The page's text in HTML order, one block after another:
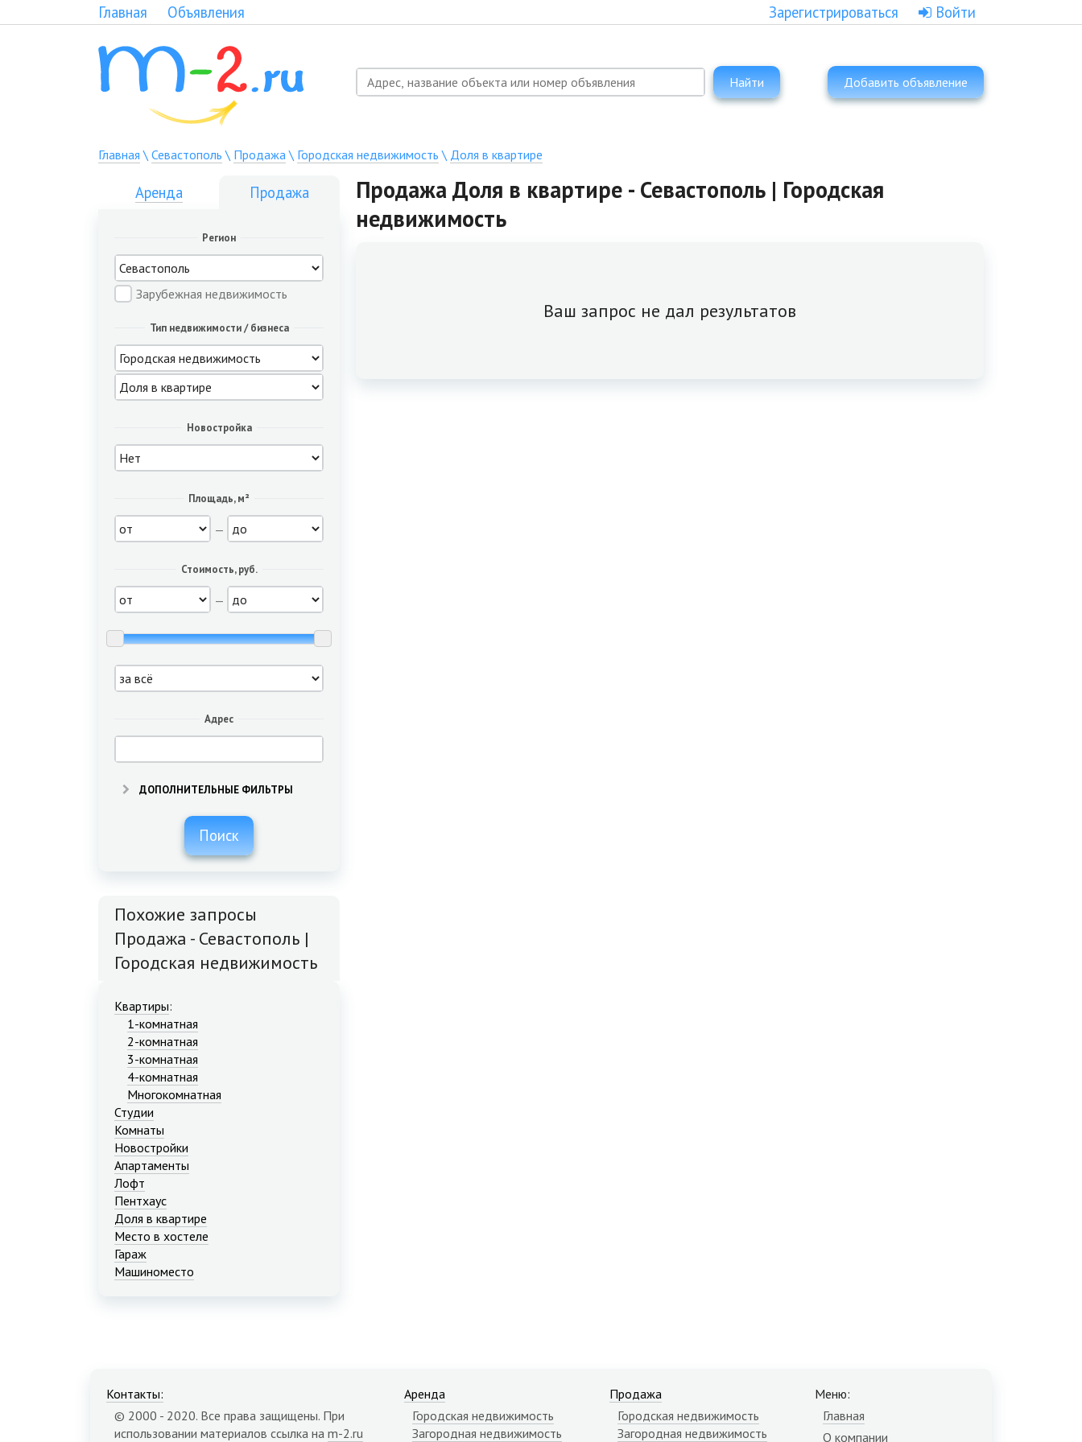
Главная Объявления Зарегистрироваться Войти
Найти Добавить объявление
Главная \ Севастополь \ Продажа\ Городская недвижимость \ Доля в квартире
Аренда Продажа
Регион
Зарубежная недвижимость
Тип недвижимости / бизнеса
Новостройка
Площадь, м²
—
Стоимость, руб.
—
Адрес
ДОПОЛНИТЕЛЬНЫЕ ФИЛЬТРЫ
Поиск
Похожие запросы
Продажа - Севастополь |
Городская недвижимость
Квартиры:
1-комнатная
2-комнатная
3-комнатная
4-комнатная
Многокомнатная
Студии
Комнаты
Новостройки
Апартаменты
Лофт
Пентхаус
Доля в квартире
Место в хостеле
Гараж
Машиноместо
Продажа Доля в квартире - Севастополь | Городская
недвижимость
Ваш запрос не дал результатов
Контакты:
© 2000 - 2020. Все права защищены. При
использовании материалов ссылка на m-2.ru
Аренда
Городская недвижимость
Загородная недвижимость
Продажа
Городская недвижимость
Загородная недвижимость
Меню:
Главная
О компании